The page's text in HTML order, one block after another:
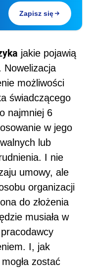
Zapisz się
jakie pojawią
Nowelizacja
możliwości
świadczącego
najmniej 6
w jego
lub
I nie
umowy, ale
organizacji
do złożenia
musiała w
I, jak
zostać